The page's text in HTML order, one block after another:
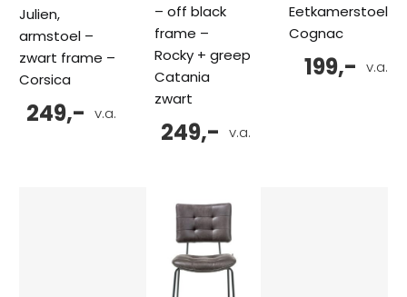
Julien,
armstoel –
zwart frame –
Corsica
v.a.
249,-
– off black
frame –
Rocky + greep
Catania
zwart
v.a.
249,-
Eetkamerstoel
Cognac
v.a.
199,-